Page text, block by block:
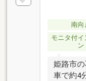
南向
モニタ付イ
ン
姫路市
車で約4